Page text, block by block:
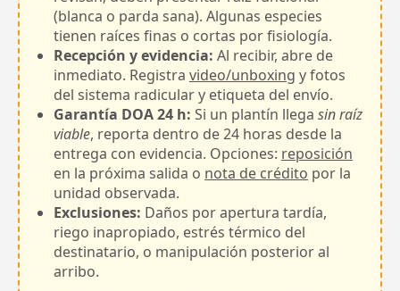
(blanca o parda sana). Algunas especies
tienen raíces finas o cortas por fisiología.
Recepción y evidencia: Al recibir, abre de
inmediato. Registra video/unboxing y fotos
del sistema radicular y etiqueta del envío.
Garantía DOA 24 h: Si un plantín llega sin raíz
viable, reporta dentro de 24 horas desde la
entrega con evidencia. Opciones: reposición
en la próxima salida o nota de crédito por la
unidad observada.
Exclusiones: Daños por apertura tardía,
riego inapropiado, estrés térmico del
destinatario, o manipulación posterior al
arribo.